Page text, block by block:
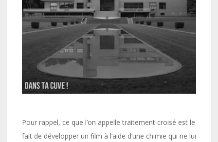
Pour rappel, ce que l’on appelle traitement croisé est le
fait de développer un film à l’aide d’une chimie qui ne lui